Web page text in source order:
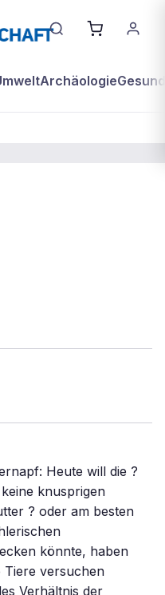
Archäologie
Heute will die ?
knusprigen
? oder am besten
könnte, haben
Tiere versuchen
Verhältnis der